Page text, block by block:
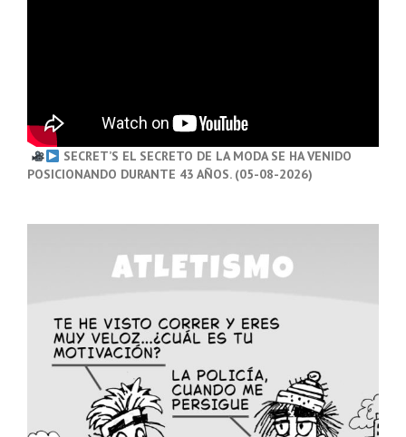
SECRET’S EL SECRETO DE LA MODA SE HA VENIDO
POSICIONANDO DURANTE 43 AÑOS. (05-08-2026)